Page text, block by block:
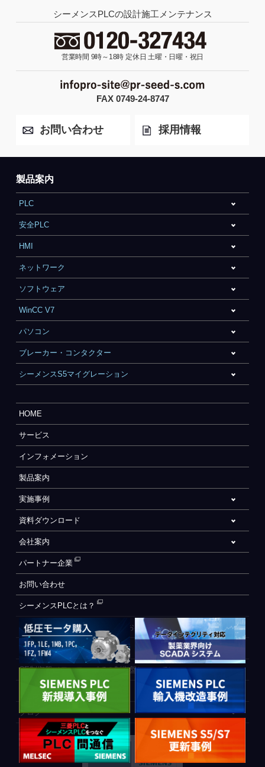
シーメンスPLCの設計施工メンテナンス
営業時間 9時～18時 定休日 土曜・日曜・祝日
FAX 0749-24-8747
お問い合わせ 採用情報
製品案内
PLC
安全PLC
HMI
ネットワーク
ソフトウェア
WinCC V7
パソコン
ブレーカー・コンタクター
シーメンスS5マイグレーション
HOME
サービス
インフォメーション
製品案内
実施事例
資料ダウンロード
会社案内
パートナー企業
お問い合わせ
シーメンスPLCとは？
自動化設備をご検討されているお客様へ
WEB会員登録フォーム
CE制御盤（ヨーロッパでの制御盤について）
PLC間通信
ブログ